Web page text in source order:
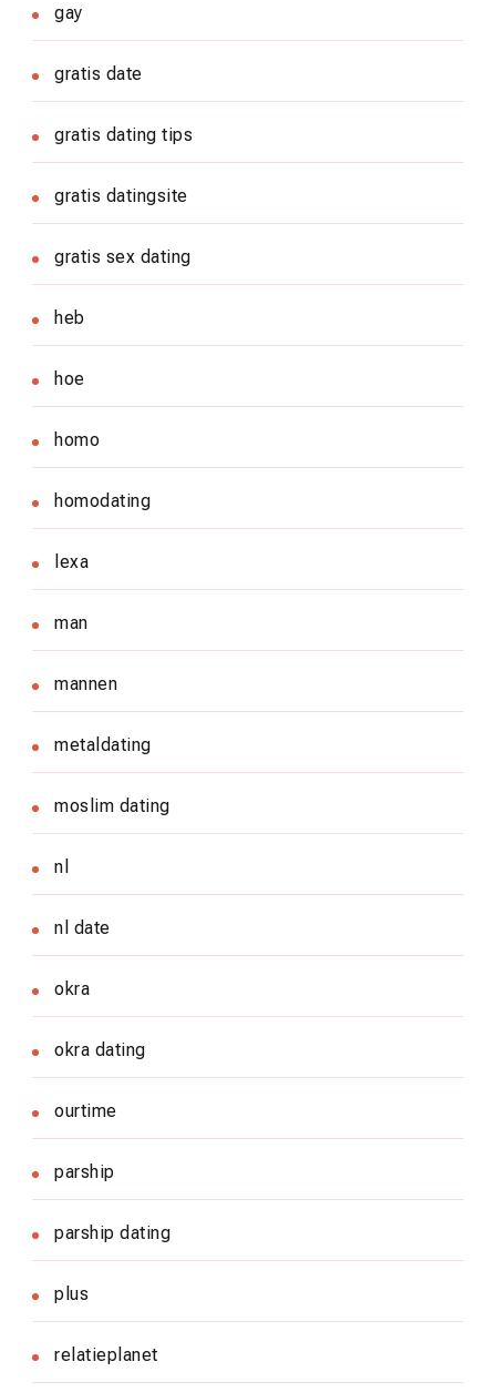
gay
gratis date
gratis dating tips
gratis datingsite
gratis sex dating
heb
hoe
homo
homodating
lexa
man
mannen
metaldating
moslim dating
nl
nl date
okra
okra dating
ourtime
parship
parship dating
plus
relatieplanet